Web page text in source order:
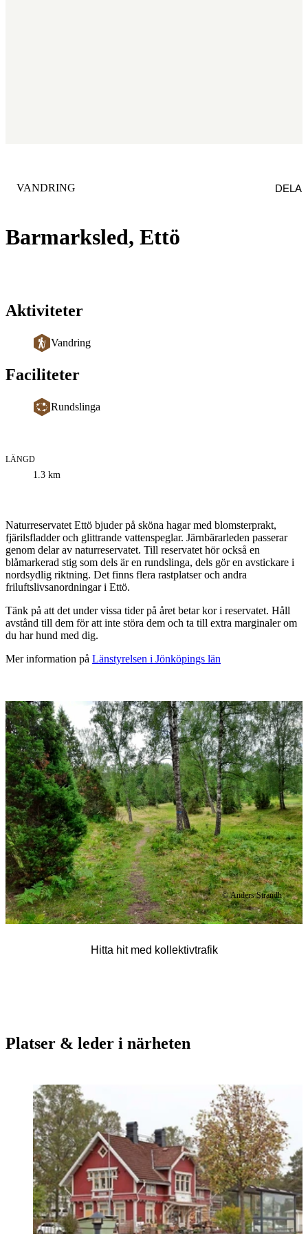
Barmarksled, Ettö
KATEGORI:
VANDRING DELA
Aktiviteter
Vandring
Faciliteter
Rundslinga
Information
LÄNGD
1.3 km
Beskrivning
Naturreservatet Ettö bjuder på sköna hagar med blomsterprakt,
fjärilsfladder och glittrande vattenspeglar. Järnbärarleden passerar
genom delar av naturreservatet. Till reservatet hör också en
blåmarkerad stig som dels är en rundslinga, dels gör en avstickare i
nordsydlig riktning. Det finns flera rastplatser och andra
friluftslivsanordningar i Ettö.
Tänk på att det under vissa tider på året betar kor i reservatet. Håll
avstånd till dem för att inte störa dem och ta till extra marginaler om
du har hund med dig.
Mer information på Länstyrelsen i Jönköpings län
Bildspel
med
bilder
© Anders Strandh
Hitta hit med kollektivtrafik
Platser & leder i närheten